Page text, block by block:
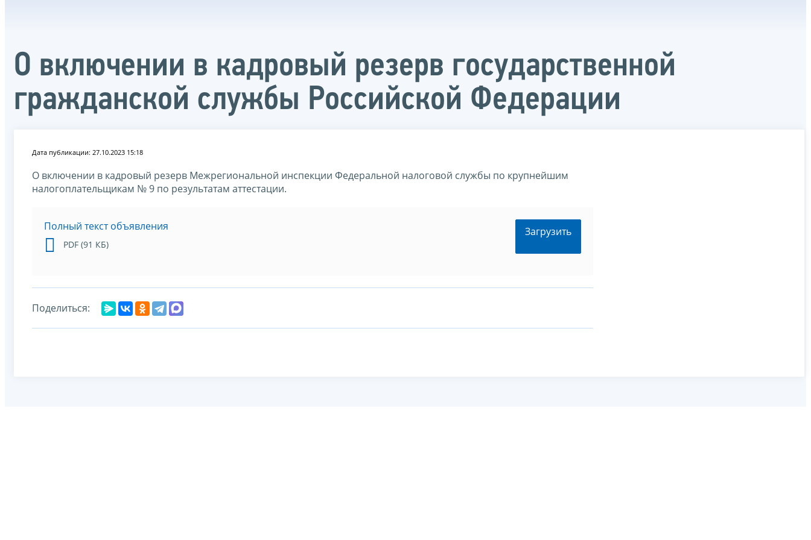
О включении в кадровый резерв государственной
гражданской службы Российской Федерации
Дата публикации: 27.10.2023 15:18
О включении в кадровый резерв Межрегиональной инспекции Федеральной налоговой службы по крупнейшим
налогоплательщикам № 9 по результатам аттестации.
Полный текст объявления
PDF (91 КБ)
Загрузить
Поделиться: